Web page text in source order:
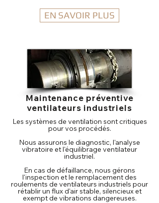
EN SAVOIR PLUS
Maintenance préventive
ventilateurs industriels
Les systèmes de ventilation sont critiques
pour vos procédés.
Nous assurons le diagnostic, l'analyse
vibratoire et l'équilibrage ventilateur
industriel.
En cas de défaillance, nous gérons
l'inspection et le remplacement des
roulements de ventilateurs industriels pour
rétablir un flux d'air stable, silencieux et
exempt de vibrations dangereuses.